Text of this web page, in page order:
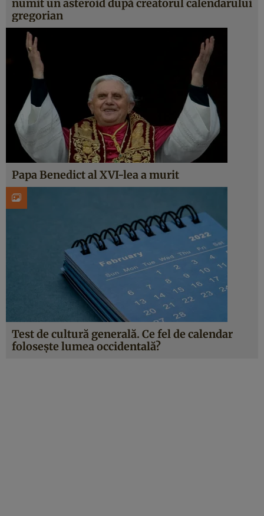
numit un asteroid după creatorul calendarului
gregorian
Papa Benedict al XVI-lea a murit
Test de cultură generală. Ce fel de calendar
folosește lumea occidentală?